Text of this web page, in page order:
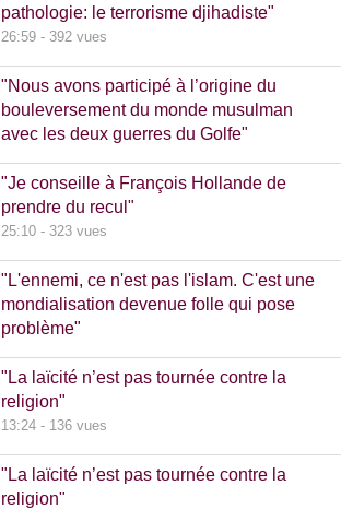
pathologie: le terrorisme djihadiste"
26:59 - 392 vues
"Nous avons participé à l’origine du
bouleversement du monde musulman
avec les deux guerres du Golfe"
"Je conseille à François Hollande de
prendre du recul"
25:10 - 323 vues
"L'ennemi, ce n'est pas l'islam. C'est une
mondialisation devenue folle qui pose
problème"
"La laïcité n’est pas tournée contre la
religion"
13:24 - 136 vues
"La laïcité n’est pas tournée contre la
religion"